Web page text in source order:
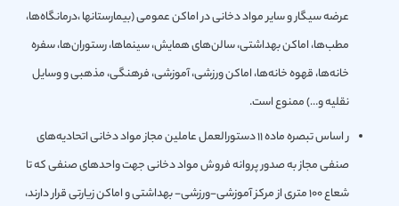
عرضه سیگار و سایر مواد دخانی در اماكن عمومی (بیمارستان‎ها ،درمانگاه‌ها،
مطب‌ها، اماكن بهداشتی، سالن‌های همایش، سینماها، رستوران‌ها، سفره
خانه‌ها، قهوه خانه‌ها، اماكن ورزشی، آموزشی، فرهنگی، مذهبی و وسایل
نقلیه و…) ممنوع است.
ر اساس تبصره ماده 11 دستورالعمل عاملین مجاز مواد دخانی اتحادیه‌های
صنفی مجاز به صدور پروانه فروش مواد دخانی جهت واحد‌های صنفی كه تا
شعاع 100 متری از مركز آموزشی-ورزشی- بهداشتی و اماكن زیارتی قرار دارند،